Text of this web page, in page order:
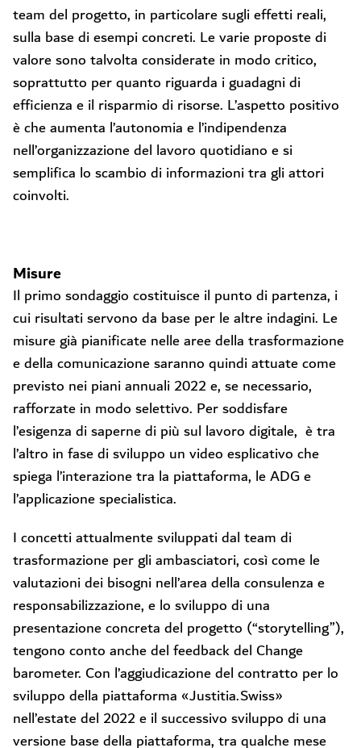
team del progetto, in particolare sugli effetti reali,
sulla base di esempi concreti. Le varie proposte di
valore sono talvolta considerate in modo critico,
soprattutto per quanto riguarda i guadagni di
efficienza e il risparmio di risorse. L’aspetto positivo
è che aumenta l’autonomia e l’indipendenza
nell’organizzazione del lavoro quotidiano e si
semplifica lo scambio di informazioni tra gli attori
coinvolti.
Misure
Il primo sondaggio costituisce il punto di partenza, i
cui risultati servono da base per le altre indagini. Le
misure già pianificate nelle aree della trasformazione
e della comunicazione saranno quindi attuate come
previsto nei piani annuali 2022 e, se necessario,
rafforzate in modo selettivo. Per soddisfare
l’esigenza di saperne di più sul lavoro digitale, è tra
l’altro in fase di sviluppo un video esplicativo che
spiega l’interazione tra la piattaforma, le ADG e
l’applicazione specialistica.
I concetti attualmente sviluppati dal team di
trasformazione per gli ambasciatori, così come le
valutazioni dei bisogni nell’area della consulenza e
responsabilizzazione, e lo sviluppo di una
presentazione concreta del progetto (“storytelling”),
tengono conto anche del feedback del Change
barometer. Con l’aggiudicazione del contratto per lo
sviluppo della piattaforma «Justitia.Swiss»
nell’estate del 2022 e il successivo sviluppo di una
versione base della piattaforma, tra qualche mese